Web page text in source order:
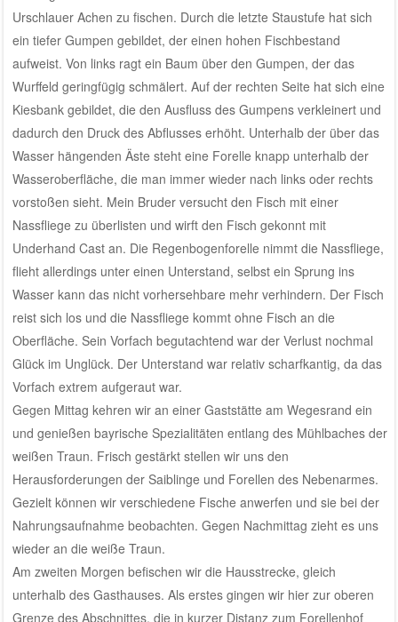
Urschlauer Achen zu fischen. Durch die letzte Staustufe hat sich
ein tiefer Gumpen gebildet, der einen hohen Fischbestand
aufweist. Von links ragt ein Baum über den Gumpen, der das
Wurffeld geringfügig schmälert. Auf der rechten Seite hat sich eine
Kiesbank gebildet, die den Ausfluss des Gumpens verkleinert und
dadurch den Druck des Abflusses erhöht. Unterhalb der über das
Wasser hängenden Äste steht eine Forelle knapp unterhalb der
Wasseroberfläche, die man immer wieder nach links oder rechts
vorstoßen sieht. Mein Bruder versucht den Fisch mit einer
Nassfliege zu überlisten und wirft den Fisch gekonnt mit
Underhand Cast an. Die Regenbogenforelle nimmt die Nassfliege,
flieht allerdings unter einen Unterstand, selbst ein Sprung ins
Wasser kann das nicht vorhersehbare mehr verhindern. Der Fisch
reist sich los und die Nassfliege kommt ohne Fisch an die
Oberfläche. Sein Vorfach begutachtend war der Verlust nochmal
Glück im Unglück. Der Unterstand war relativ scharfkantig, da das
Vorfach extrem aufgeraut war.
Gegen Mittag kehren wir an einer Gaststätte am Wegesrand ein
und genießen bayrische Spezialitäten entlang des Mühlbaches der
weißen Traun. Frisch gestärkt stellen wir uns den
Herausforderungen der Saiblinge und Forellen des Nebenarmes.
Gezielt können wir verschiedene Fische anwerfen und sie bei der
Nahrungsaufnahme beobachten. Gegen Nachmittag zieht es uns
wieder an die weiße Traun.
Am zweiten Morgen befischen wir die Hausstrecke, gleich
unterhalb des Gasthauses. Als erstes gingen wir hier zur oberen
Grenze des Abschnittes, die in kurzer Distanz zum Forellenhof